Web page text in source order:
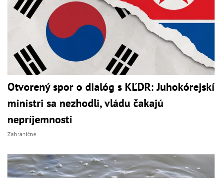
Otvorený spor o dialóg s KĽDR: Juhokórejskí
ministri sa nezhodli, vládu čakajú
nepríjemnosti
Zahraničné